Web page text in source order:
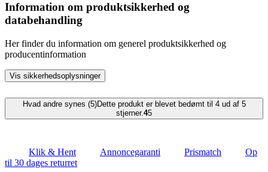
Information om produktsikkerhed og
databehandling
Her finder du information om generel produktsikkerhed og
producentinformation
Vis sikkerhedsoplysninger
Hvad andre synes (5)Dette produkt er blevet bedømt til 4 ud af 5
stjerner.45
Klik & Hent Annoncegaranti Prismatch
Op
til 30 dages returret